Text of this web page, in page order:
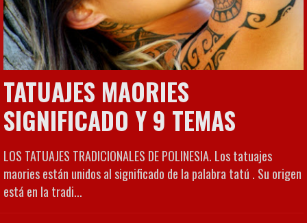
TATUAJES MAORIES
SIGNIFICADO Y 9 TEMAS
LOS TATUAJES TRADICIONALES DE POLINESIA. Los tatuajes
maories están unidos al significado de la palabra tatú . Su origen
está en la tradi...